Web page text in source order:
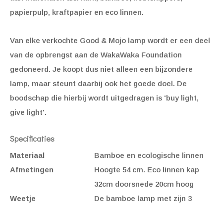
papierpulp, kraftpapier en eco linnen.
Van elke verkochte Good & Mojo lamp wordt er een deel
van de opbrengst aan de WakaWaka Foundation
gedoneerd. Je koopt dus niet alleen een bijzondere
lamp, maar steunt daarbij ook het goede doel. De
boodschap die hierbij wordt uitgedragen is 'buy light,
give light'.
Specificaties
Materiaal
Bamboe en ecologische linnen
Afmetingen
Hoogte 54 cm. Eco linnen kap
32cm doorsnede 20cm hoog
Weetje
De bamboe lamp met zijn 3